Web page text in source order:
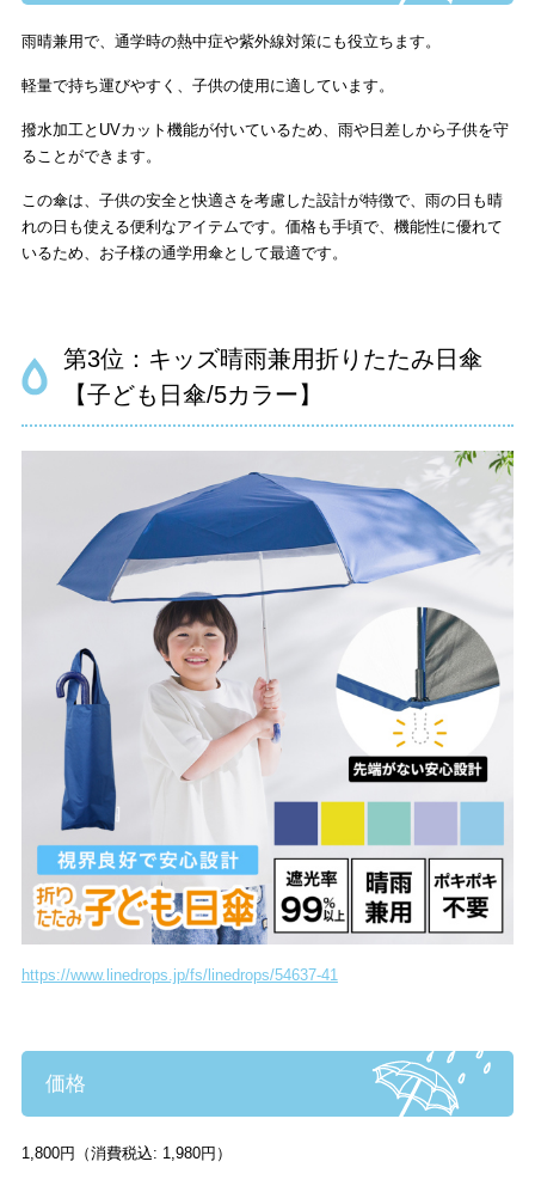
雨晴兼用で、通学時の熱中症や紫外線対策にも役立ちます。
軽量で持ち運びやすく、子供の使用に適しています。
撥水加工とUVカット機能が付いているため、雨や日差しから子供を守
ることができます。
この傘は、子供の安全と快適さを考慮した設計が特徴で、雨の日も晴
れの日も使える便利なアイテムです。価格も手頃で、機能性に優れて
いるため、お子様の通学用傘として最適です。
第3位：キッズ晴雨兼用折りたたみ日傘
【子ども日傘/5カラー】
https://www.linedrops.jp/fs/linedrops/54637-41
価格
1,800円（消費税込: 1,980円）